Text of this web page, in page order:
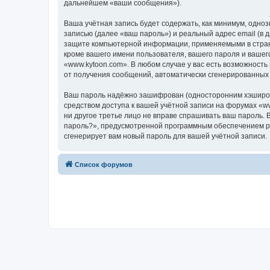
дальнейшем «ваши сообщения»).
Ваша учётная запись будет содержать, как минимум,
записью (далее «ваш пароль») и реальный адрес email
защите компьютерной информации, применяемыми в
кроме вашего имени пользователя, вашего пароля и
«www.kytoon.com». В любом случае у вас есть
от получения сообщений, автоматически
Ваш пароль надёжно зашифрован (односторонним
средством доступа к вашей учётной записи на форумах
ни другое третье лицо не вправе спрашивать ваш
пароль?», предусмотренной программным обеспечением
сгенерирует вам новый пароль для вашей учётной записи.
Список форумов